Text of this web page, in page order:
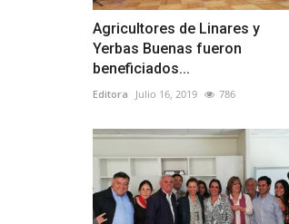
Agricultores de Linares y
Yerbas Buenas fueron
beneficiados...
Editora Julio 16, 2019 786